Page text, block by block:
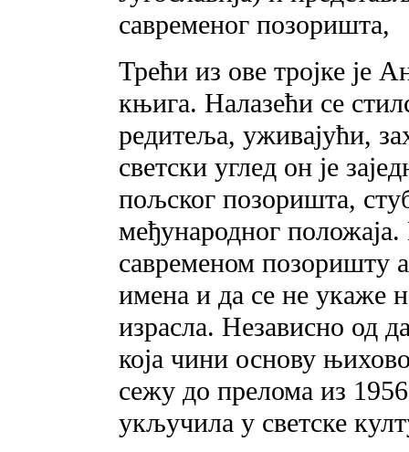
савременог позоришта,
Трећи из ове тројке је
књига. Налазећи се
редитеља, уживајући,
светски углед он је
пољског позоришта,
међународног
савременом позоришту
имена и да се не укаже
израсла. Независно од
која чини основу
сежу до прелома из
укључила у светске